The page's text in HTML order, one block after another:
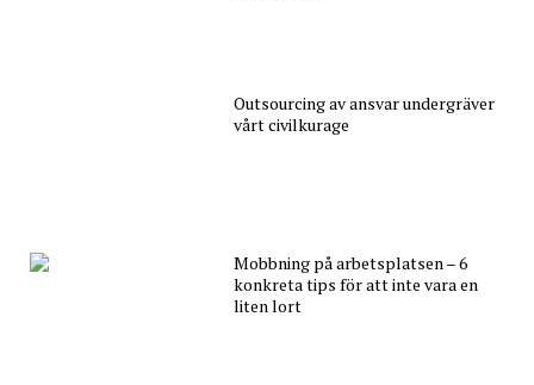
Outsourcing av ansvar undergräver
vårt civilkurage
Mobbning på arbetsplatsen – 6
konkreta tips för att inte vara en
liten lort